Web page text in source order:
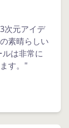
次元アイデ
素晴らしい
は非常に
す。"